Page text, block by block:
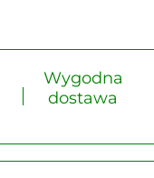
Wygodna
dostawa